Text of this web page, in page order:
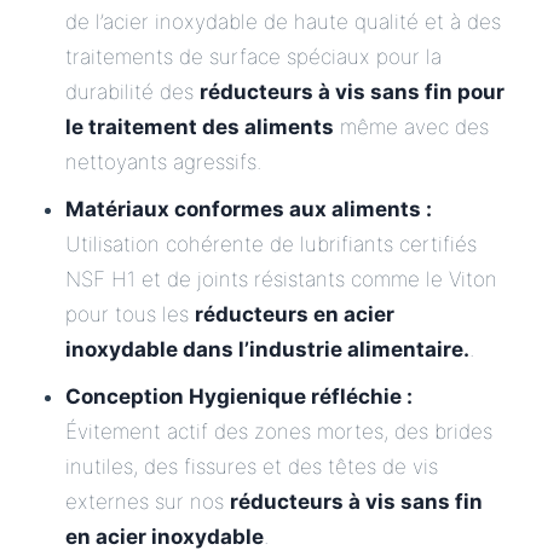
de l’acier inoxydable de haute qualité et à des
traitements de surface spéciaux pour la
durabilité des réducteurs à vis sans fin pour
le traitement des aliments même avec des
nettoyants agressifs.
Matériaux conformes aux aliments :
Utilisation cohérente de lubrifiants certifiés
NSF H1 et de joints résistants comme le Viton
pour tous les réducteurs en acier
inoxydable dans l’industrie alimentaire..
Conception Hygienique réfléchie :
Évitement actif des zones mortes, des brides
inutiles, des fissures et des têtes de vis
externes sur nos réducteurs à vis sans fin
en acier inoxydable.